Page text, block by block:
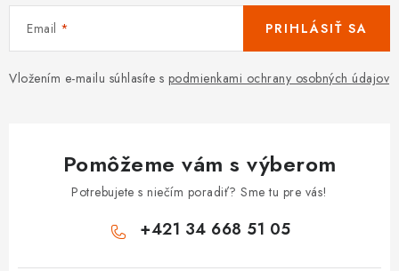
Email
Vložením e-mailu súhlasíte s podmienkami ochrany osobných údajov
PRIHLÁSIŤ SA
Pomôžeme vám s výberom
Potrebujete s niečím poradiť? Sme tu pre vás!
+421 34 668 51 05